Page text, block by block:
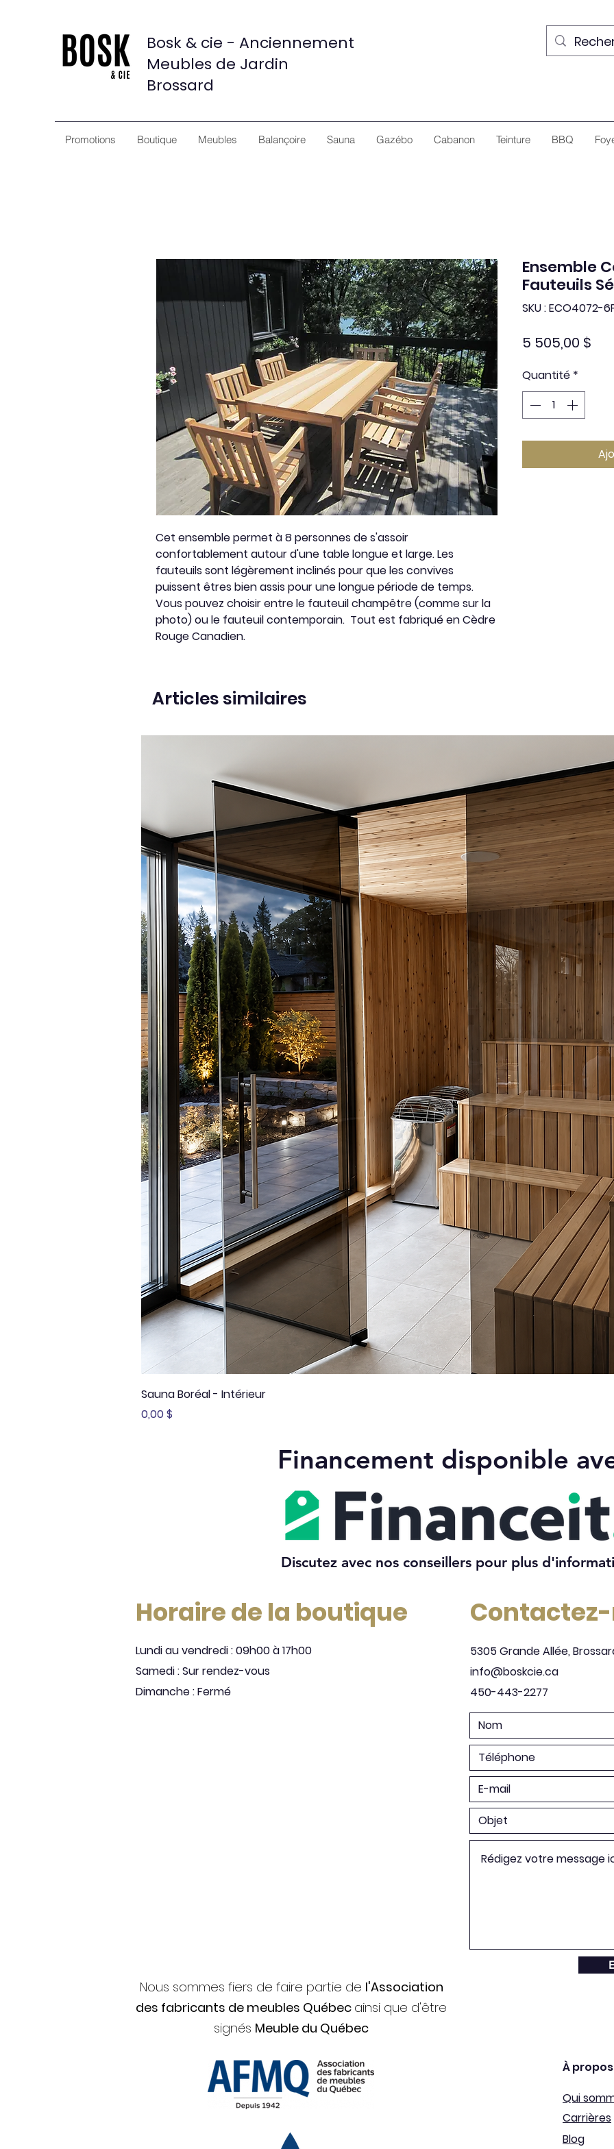
Bosk & cie - Anciennement
Meubles de Jardin
Brossard
Promotions Boutique Meubles Balançoire Sauna Gazébo Cabanon Teinture BBQ
Cet ensemble permet à 8 personnes de s'assoir
confortablement autour d'une table longue et large. Les
fauteuils sont légèrement inclinés pour que les convives
puissent êtres bien assis pour une longue période de temps.
Vous pouvez choisir entre le fauteuil champêtre (comme sur la
photo) ou le fauteuil contemporain. Tout est fabriqué en Cèdre
Rouge Canadien.
Ensemble
Fauteuils
SKU : ECO4072-
5 505,00 $
Quantité *
Articles similaires
Sauna Boréal - Intérieur
Prix
0,00 $
Financement disponible
Discutez avec nos conseillers pour plus
Horaire de la boutique
Lundi au vendredi : 09h00 à 17h00
Samedi : Sur rendez-vous
Dimanche : Fermé
Nous sommes fiers de faire partie de l'Association
des fabricants de meubles Québec ainsi que d'être
signés Meuble du Québec
5305 Grande Allée,
info@boskcie.ca
450-443-2277
À propos
Qui
Carrières
Blog